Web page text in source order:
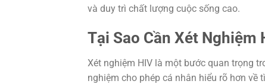
và duy trì chất lượng cuộc sống cao.
Tại Sao Cần Xét Nghiệm
Xét nghiệm HIV là một bước quan trọng
nghiệm cho phép cá nhân hiểu rõ hơn